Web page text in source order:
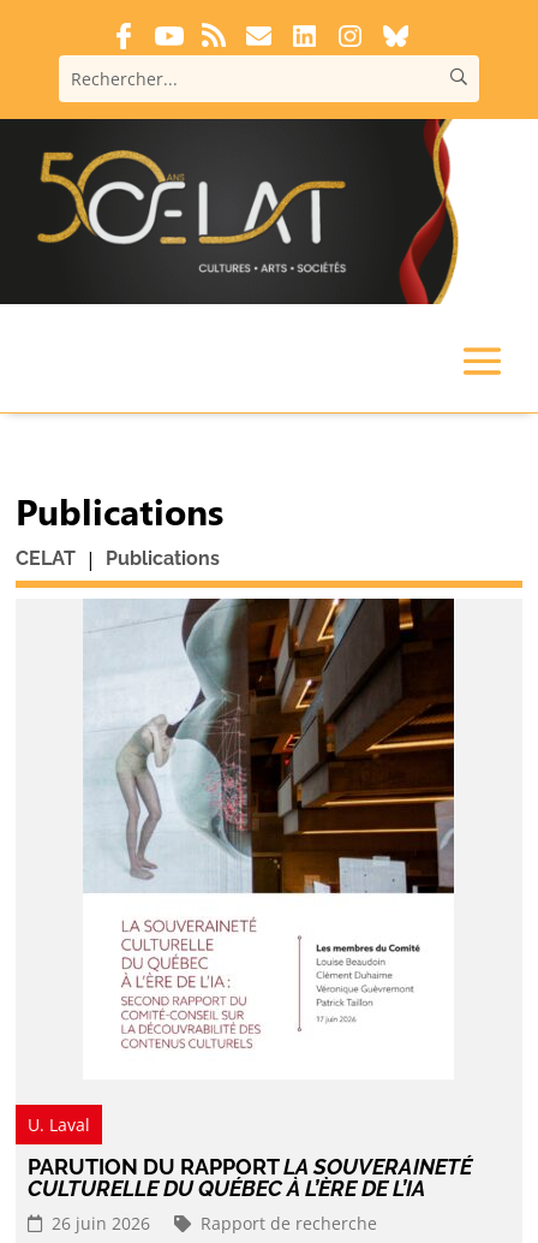
Publications
CELAT | Publications
U. Laval
PARUTION DU RAPPORTLA SOUVERAINETÉ
CULTURELLE DU QUÉBEC À L’ÈRE DE L’IA
26 juin 2026
Rapport de recherche